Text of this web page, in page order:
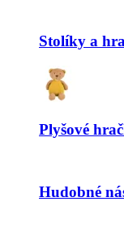
Stolíky a
Plyšové
Hudobné